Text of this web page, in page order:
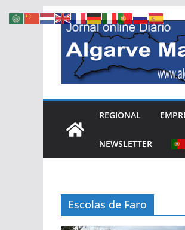
Skip
content
REGIONAL
NEWSLETTER
Escolas de Faro